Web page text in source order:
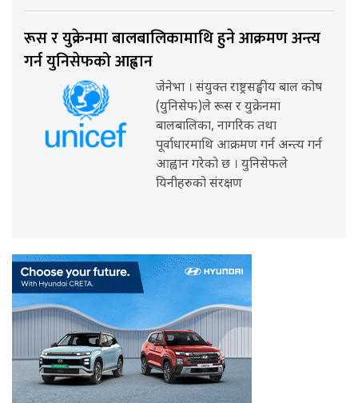
रूस र युक्रेनमा बालबालिकामाथि हुने आक्रमण अन्त्य
गर्न युनिसेफको आह्वान
जेनेभा । संयुक्त राष्ट्रसङ्घीय बाल कोष
(युनिसेफ)ले रूस र युक्रेनमा
बालबालिका, नागरिक तथा
पूर्वाधारमाथि आक्रमण गर्न अन्त्य गर्न
आह्वान गरेको छ । युनिसेफले
यिनीहरुको संरक्षण